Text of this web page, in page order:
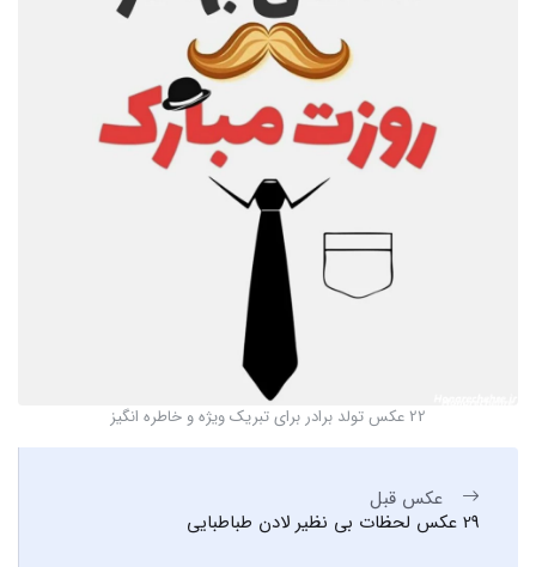
22 عکس تولد برادر برای تبریک ویژه و خاطره انگیز
عکس قبل
29 عکس لحظات بی نظیر لادن طباطبایی